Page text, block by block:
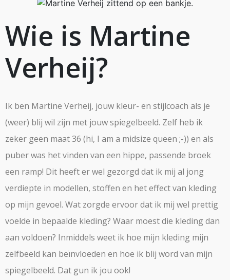
Wie is Martine
Verheij?
Ik ben Martine Verheij, jouw kleur- en stijlcoach als je
(weer) blij wil zijn met jouw spiegelbeeld. Zelf heb ik
zeker geen maat 36 (hi, I am a midsize queen ;-)) en als
puber was het vinden van een hippe, passende broek
een ramp! Dit heeft er wel gezorgd dat ik mij al jong
verdiepte in modellen, stoffen en het effect van kleding
op mijn gevoel. Wat zorgde ervoor dat ik mij wel prettig
voelde in bepaalde kleding? Waar moest die kleding dan
aan voldoen? Inmiddels weet ik hoe mijn kleding mijn
zelfbeeld kan beïnvloeden en hoe ik blij word van mijn
spiegelbeeld. Dat gun ik jou ook!